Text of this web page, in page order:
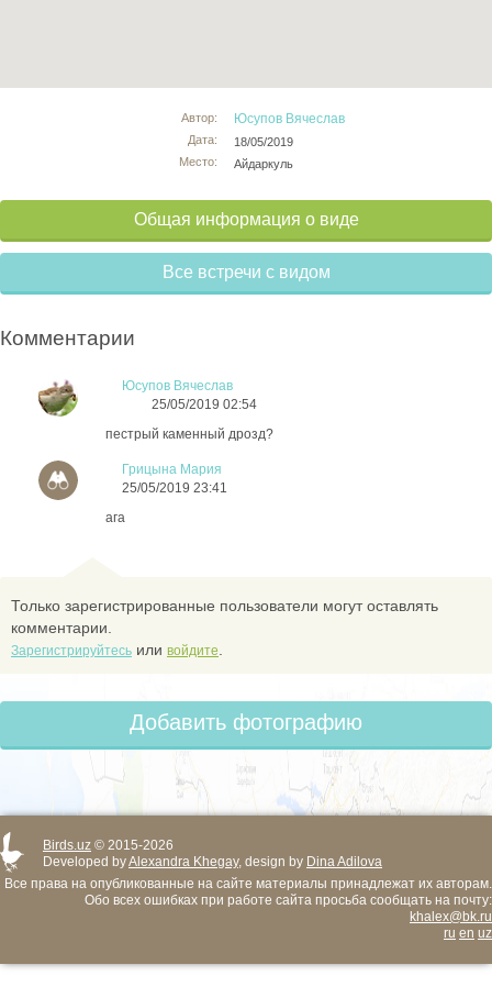
Автор:
Дата:
Место:
Юсупов Вячеслав
18/05/2019
Айдаркуль
Общая информация о виде
Все встречи с видом
Комментарии
Юсупов Вячеслав
25/05/2019 02:54
пестрый каменный дрозд?
Грицына Мария
25/05/2019 23:41
ага
Только зарегистрированные пользователи могут оставлять
комментарии.
Зарегистрируйтесь или войдите
Добавить фотографию
Birds.uz © 2015-2026
Developed byAlexandra Khegay, design by Dina Adilova
Все права на опубликованные на сайте материалы принадлежат их авторам.
Обо всех ошибках при работе сайта просьба сообщать на почту:
khalex@bk.ru
ru en uz